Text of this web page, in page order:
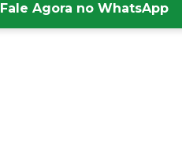
Fale Agora no WhatsApp